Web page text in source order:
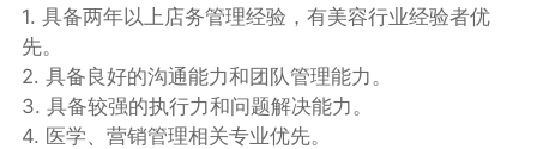
1. 具备两年以上店务管理经验，有美容行业经验者优
先。
2. 具备良好的沟通能力和团队管理能力。
3. 具备较强的执行力和问题解决能力。
4. 医学、营销管理相关专业优先。